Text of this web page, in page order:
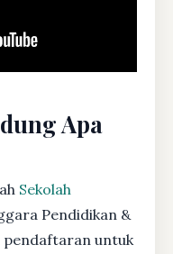
Apa
Sekolah
Pendidikan &
pendaftaran untuk